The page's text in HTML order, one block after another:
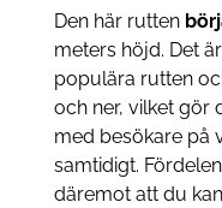
Den här rutten
meters höjd. Det
populära rutten
och ner, vilket gör
med besökare på
samtidigt.
däremot att du